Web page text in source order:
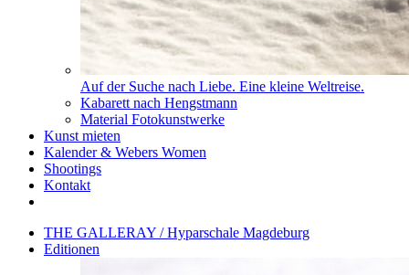
Auf der Suche nach Liebe. Eine kleine Weltreise.
Kabarett nach Hengstmann
Material Fotokunstwerke
Kunst mieten
Kalender & Webers Women
Shootings
Kontakt
THE GALLERAY / Hyparschale Magdeburg
Editionen